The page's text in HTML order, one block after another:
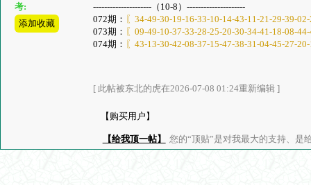
考:
添加收藏
---------------------（10-8）---------------------
072期： 〖34-49-30-19-16-33-10-14-43-11-21-29-39-
073期： 〖09-49-10-37-33-28-25-20-30-34-41-18-08-
074期： 〖43-13-30-42-08-37-15-47-38-31-04-45-27-
[ 此帖被东北的虎在2026-07-08 01:24重新编辑 ]
【购买用户】
【给我顶一帖】 您的“顶贴”是对我最大的支持、是